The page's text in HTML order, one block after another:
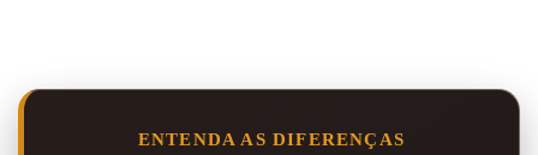
ENTENDA AS DIFERENÇAS